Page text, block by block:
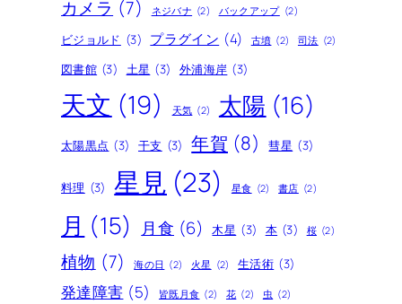
カメラ (7) ネジバナ (2) バックアップ (2)
ビジョルド (3) プラグイン (4) 古墳 (2) 司法 (2)
図書館 (3) 土星 (3) 外浦海岸 (3)
天文 (19) 天気 (2) 太陽 (16)
太陽黒点 (3) 干支 (3) 年賀 (8) 彗星 (3)
料理 (3) 星見 (23) 星食 (2) 書店 (2)
月 (15) 月食 (6) 木星 (3) 本 (3) 桜 (2)
植物 (7) 海の日 (2) 火星 (2) 生活術 (3)
発達障害 (5) 皆既月食 (2) 花 (2) 虫 (2)